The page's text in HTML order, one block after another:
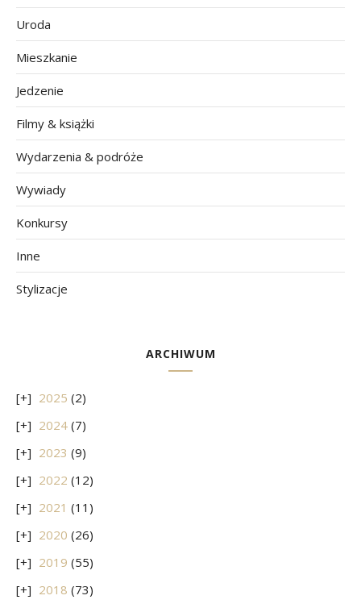
Uroda
Mieszkanie
Jedzenie
Filmy & książki
Wydarzenia & podróże
Wywiady
Konkursy
Inne
Stylizacje
ARCHIWUM
2025 (2)
2024 (7)
2023 (9)
2022 (12)
2021 (11)
2020 (26)
2019 (55)
2018 (73)